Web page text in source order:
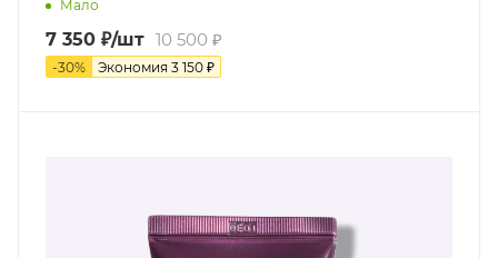
Мало
7 350 ₽/шт 10 500 ₽
-30% Экономия 3 150 ₽